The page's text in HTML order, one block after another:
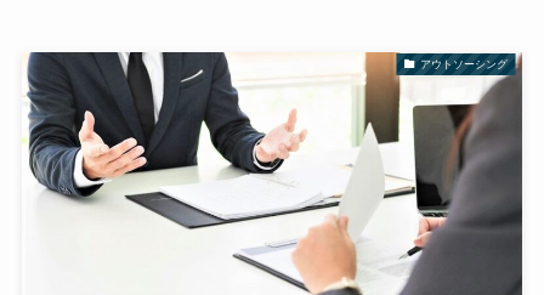
アウトソーシング